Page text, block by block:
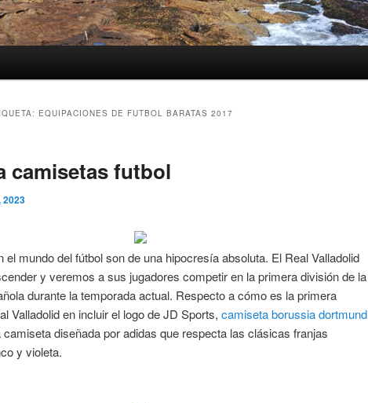
EQUIPACIONES DE FUTBOL BARATAS 2017
camisetas futbol
2023
el mundo del fútbol son de una hipocresía absoluta. El Real Valladolid
y veremos a sus jugadores competir en la primera división de la
durante la temporada actual. Respecto a cómo es la primera
Valladolid en incluir el logo de JD Sports, camiseta borussia dortmund
diseñada por adidas que respecta las clásicas franjas
y violeta.